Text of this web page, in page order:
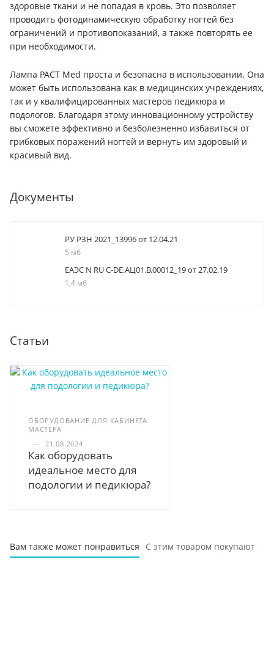
здоровые ткани и не попадая в кровь. Это позволяет
проводить фотодинамическую обработку ногтей без
ограничений и противопоказаний, а также повторять ее
при необходимости.
Лампа PACT Med проста и безопасна в использовании. Она
может быть использована как в медицинских учреждениях,
так и у квалифицированных мастеров педикюра и
подологов. Благодаря этому инновационному устройству
вы сможете эффективно и безболезненно избавиться от
грибковых поражений ногтей и вернуть им здоровый и
красивый вид.
Документы
РУ РЗН 2021_13996 от 12.04.21
5 мб
ЕАЭС N RU C-DE.АЦ01.В.00012_19 от 27.02.19
1,4 мб
Статьи
ОБОРУДОВАНИЕ ДЛЯ КАБИНЕТА
МАСТЕРА
— 21.08.2024
Как оборудовать
идеальное место для
подологии и педикюра?
Вам также может понравиться С этим товаром покупают